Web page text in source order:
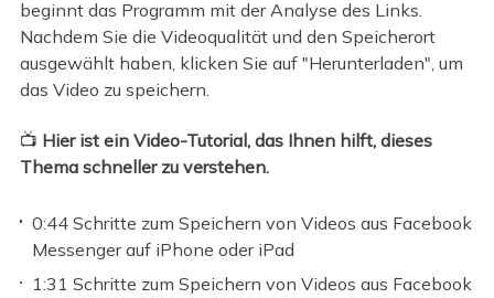
beginnt das Programm mit der Analyse des Links.
Nachdem Sie die Videoqualität und den Speicherort
ausgewählt haben, klicken Sie auf "Herunterladen", um
das Video zu speichern.
📺 Hier ist ein Video-Tutorial, das Ihnen hilft, dieses
Thema schneller zu verstehen.
0:44 Schritte zum Speichern von Videos aus Facebook
Messenger auf iPhone oder iPad
1:31 Schritte zum Speichern von Videos aus Facebook